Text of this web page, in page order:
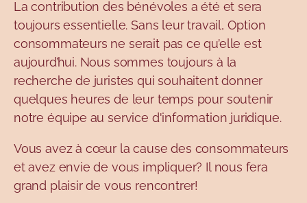
Topics
La contribution des bénévoles a été et sera
toujours essentielle. Sans leur travail, Option
consommateurs ne serait pas ce qu’elle est
aujourd’hui. Nous sommes toujours à la
recherche de juristes qui souhaitent donner
quelques heures de leur temps pour soutenir
notre équipe au service d'information juridique.
Vous avez à cœur la cause des consommateurs
et avez envie de vous impliquer? Il nous fera
grand plaisir de vous rencontrer!